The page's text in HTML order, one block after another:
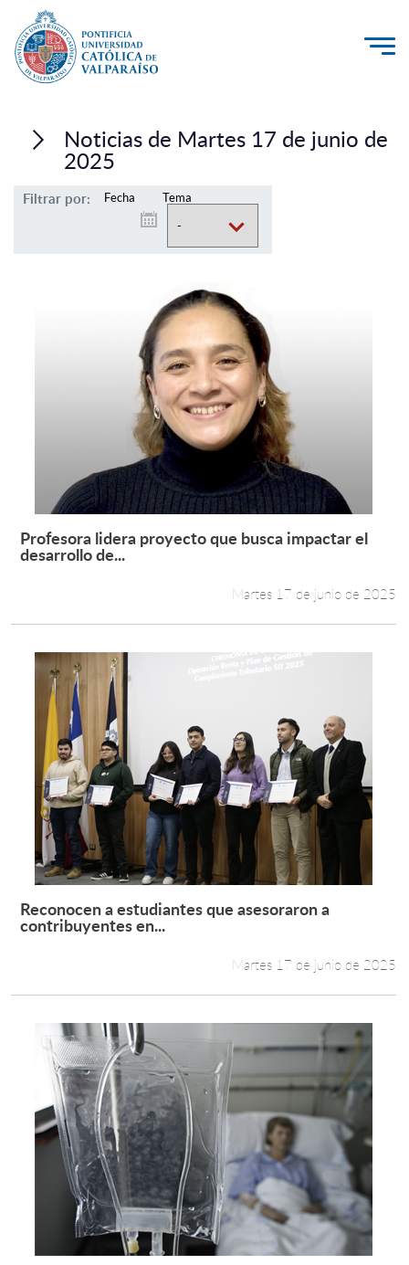
Investigación, Creación e Innovación
Vinculación con el Medio
Formación Continua
Académicos
Funcionarios
Alumni
Noticias de Martes 17 de junio de
2025
Filtrar por: Fecha Tema
Leer más +
Profesora lidera proyecto que busca impactar el
desarrollo de...
Martes 17 de junio de 2025
Leer más +
Reconocen a estudiantes que asesoraron a
contribuyentes en...
Martes 17 de junio de 2025